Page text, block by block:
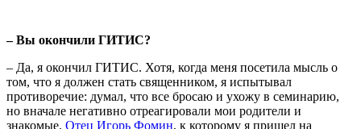
– Вы окончили ГИТИС?
– Да, я окончил ГИТИС. Хотя, когда меня посетила мысль о
том, что я должен стать священником, я испытывал
противоречие: думал, что все бросаю и ухожу в семинарию,
но вначале негативно отреагировали мои родители и
знакомые. Отец Игорь Фомин, к которому я пришел на